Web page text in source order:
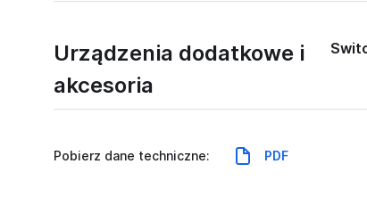
Urządzenia dodatkowe i
akcesoria
Pobierz dane techniczne: PDF